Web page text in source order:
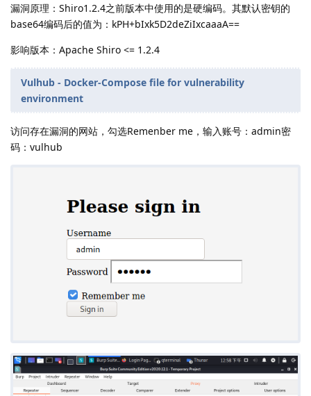
漏洞原理：Shiro1.2.4之前版本中使用的是硬编码。其默认密钥的
base64编码后的值为：kPH+bIxk5D2deZiIxcaaaA==
影响版本：Apache Shiro <= 1.2.4
Vulhub - Docker-Compose file for vulnerability
environment
访问存在漏洞的网站，勾选Remenber me，输入账号：admin密
码：vulhub